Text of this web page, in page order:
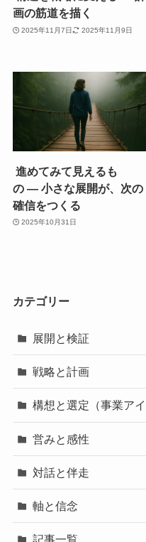
画の筋道を描く
2025年11月7日 2025年11月9日
進めてみて見えるも
の ― 小さな展開が、次の
確信をつくる
2025年10月31日
カテゴリー
展開と検証
戦略と計画
構想と選定（事業アイ
営みと感性
対話と伴走
軸と信念
記事一覧